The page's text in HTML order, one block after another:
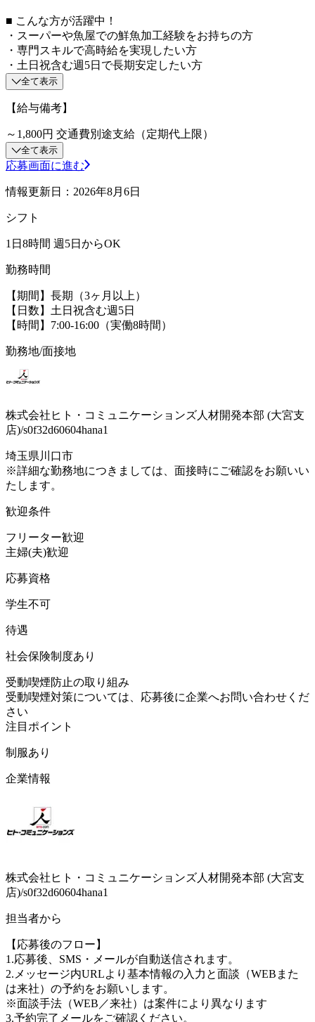
■ こんな方が活躍中！
・スーパーや魚屋での鮮魚加工経験をお持ちの方
・専門スキルで高時給を実現したい方
・土日祝含む週5日で長期安定したい方
全て表示
【給与備考】
～1,800円 交通費別途支給（定期代上限）
全て表示
応募画面に進む
情報更新日：2026年8月6日
シフト
1日8時間 週5日からOK
勤務時間
【期間】長期（3ヶ月以上）
【日数】土日祝含む週5日
【時間】7:00-16:00（実働8時間）
勤務地/面接地
株式会社ヒト・コミュニケーションズ人材開発本部 (大宮支
店)/s0f32d60604hana1
埼玉県川口市
※詳細な勤務地につきましては、面接時にご確認をお願いい
たします。
歓迎条件
フリーター歓迎
主婦(夫)歓迎
応募資格
学生不可
待遇
社会保険制度あり
受動喫煙防止の取り組み
受動喫煙対策については、応募後に企業へお問い合わせくだ
さい
注目ポイント
制服あり
企業情報
株式会社ヒト・コミュニケーションズ人材開発本部 (大宮支
店)/s0f32d60604hana1
担当者から
【応募後のフロー】
1.応募後、SMS・メールが自動送信されます。
2.メッセージ内URLより基本情報の入力と面談（WEBまた
は来社）の予約をお願いします。
※面談手法（WEB／来社）は案件により異なります
3.予約完了メールをご確認ください。